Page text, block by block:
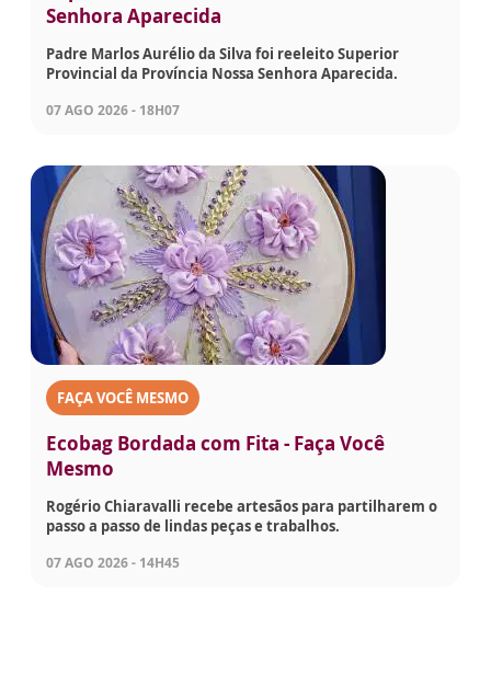
Senhora Aparecida
Padre Marlos Aurélio da Silva foi reeleito Superior
Provincial da Província Nossa Senhora Aparecida.
07 AGO 2026 - 18H07
FAÇA VOCÊ MESMO
Ecobag Bordada com Fita - Faça Você
Mesmo
Rogério Chiaravalli recebe artesãos para partilharem o
passo a passo de lindas peças e trabalhos.
07 AGO 2026 - 14H45